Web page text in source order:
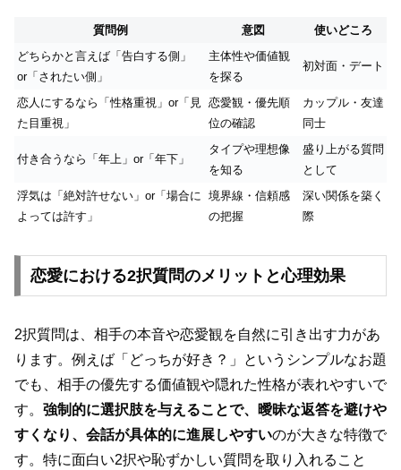
質問例 意図
使いどころ
どちらかと言えば「告白する側」
or「されたい側」
主体性や価値観
を探る
初対面・デート
恋人にするなら「性格重視」or「見
た目重視」
恋愛観・優先順
位の確認
カップル・友達
同士
付き合うなら「年上」or「年下」
タイプや理想像
を知る
盛り上がる質問
として
浮気は「絶対許せない」or「場合に
よっては許す」
境界線・信頼感
の把握
深い関係を築く
際
恋愛における2択質問のメリットと心理効果
2択質問は、相手の本音や恋愛観を自然に引き出す力があ
ります。例えば「どっちが好き？」というシンプルなお題
でも、相手の優先する価値観や隠れた性格が表れやすいで
す。 強制的に選択肢を与えることで、曖昧な返答を避けや
すくなり、会話が具体的に進展しやすいのが大きな特徴で
す。特に面白い2択や恥ずかしい質問を取り入れること